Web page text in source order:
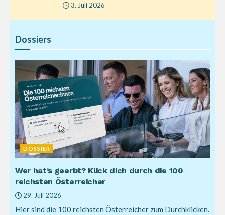
3. Juli 2026
Dossiers
DOSSIER
Wer hat’s geerbt? Klick dich durch die 100
reichsten Österreicher
29. Juli 2026
Hier sind die 100 reichsten Österreicher zum Durchklicken.